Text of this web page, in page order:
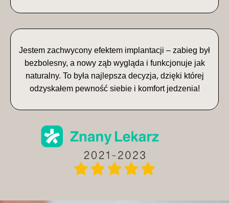
Jestem zachwycony efektem implantacji – zabieg był
bezbolesny, a nowy ząb wygląda i funkcjonuje jak
naturalny. To była najlepsza decyzja, dzięki której
odzyskałem pewność siebie i komfort jedzenia!